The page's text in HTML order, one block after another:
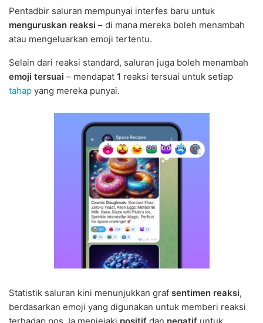
Pentadbir saluran mempunyai interfes baru untuk
menguruskan reaksi – di mana mereka boleh menambah
atau mengeluarkan emoji tertentu.
Selain dari reaksi standard, saluran juga boleh menambah
emoji tersuai – mendapat 1 reaksi tersuai untuk setiap
tahap yang mereka punyai.
Statistik saluran kini menunjukkan graf sentimen reaksi,
berdasarkan emoji yang digunakan untuk memberi reaksi